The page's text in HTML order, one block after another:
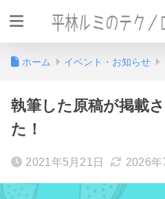
ホーム イベント・お知らせ
執筆した原稿が掲載
た！
2021年5月21日 2026年